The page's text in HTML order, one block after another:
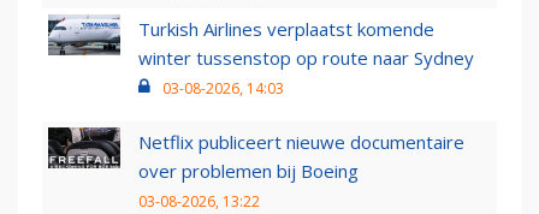
Turkish Airlines verplaatst komende
winter tussenstop op route naar Sydney
03-08-2026, 14:03
Netflix publiceert nieuwe documentaire
over problemen bij Boeing
03-08-2026, 13:22